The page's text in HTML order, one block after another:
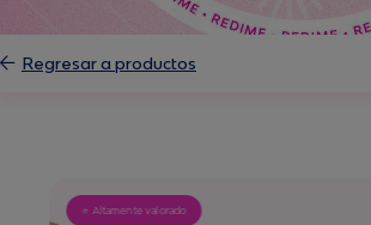
Regresar a productos
⭐ Altamente valorado